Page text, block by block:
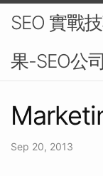
SEO 實戰
果-SEO公司
Sep 20, 2013